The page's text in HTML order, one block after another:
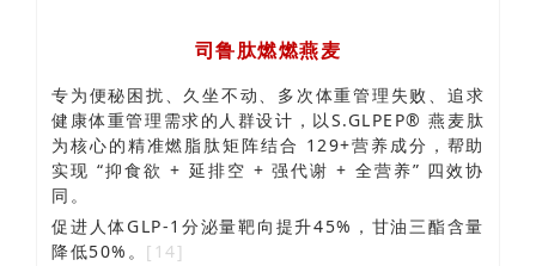
司鲁肽燃燃燕麦
专为便秘困扰、久坐不动、多次体重管理失败、追求
健康体重管理需求的人群设计，以S.GLPEP® 燕麦肽
为核心的精准燃脂肽矩阵结合 129+营养成分，帮助
实现 “抑食欲 + 延排空 + 强代谢 + 全营养” 四效协
同。
促进人体GLP-1分泌量靶向提升45%，甘油三酯含量
降低50%。 [14]